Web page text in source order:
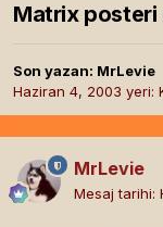
Matrix posteri
Son yazan: MrLevie
Haziran 4, 2003 yeri:
MrLevie
Mesaj tarihi: